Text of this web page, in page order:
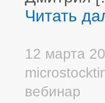
Читать
12 марта
вебинар